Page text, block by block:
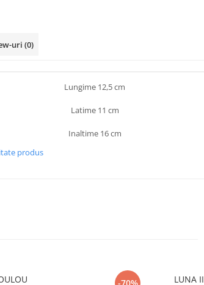
uri (0)
Lungime 12,5 cm
Latime 11 cm
Inaltime 16 cm
produs
LUNA II